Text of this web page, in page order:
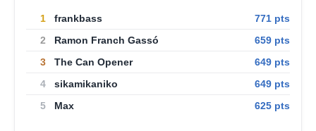
1 frankbass
771 pts
2
Ramon Franch Gassó
659 pts
3
The Can Opener
649 pts
4
sikamikaniko
649 pts
5
Max 625 pts